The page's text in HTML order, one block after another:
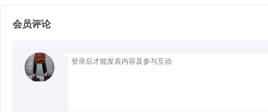
会员评论